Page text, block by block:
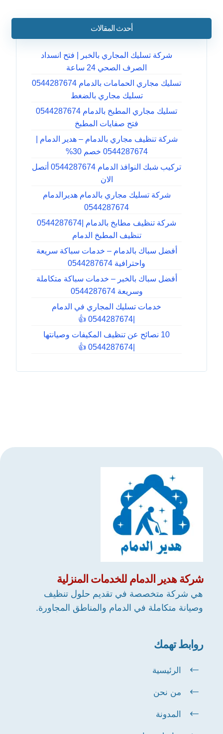
أحدث المقالات
شركة تسليك المجاري بالخبر | فتح انسداد
الصرف الصحي 24 ساعة
تسليك مجاري الحمامات بالدمام 0544287674
تسليك مجاري بالضغط
تسليك مجاري المطبخ بالدمام 0544287674
فتح صفايات المطبخ
شركة تنظيف مجاري بالدمام – هدير الدمام |
0544287674 خصم 30%
تركيب شبك النوافذ الدمام 0544287674 أتصل
الان
شركة تسليك مجاري بالدمام هديرالدمام
0544287674
شركة تنظيف مطابخ بالدمام |0544287674
تنظيف المطبخ الدمام
أفضل سباك بالدمام – خدمات سباكة سريعة
واحترافية 0544287674
أفضل سباك بالخبر – خدمات سباكة متكاملة
وسريعة 0544287674
خدمات تسليك المجاري في الدمام
10 نصائح عن تنظيف المكيفات وصيانتها
شركةهدير الدمام للخدمات المنزلية
هي شركة متخصصة في تقديم حلول تنظيف
وصيانة متكاملة في الدمام والمناطق المجاورة.
روابط تهمك
الرئيسية
من نحن
المدونة